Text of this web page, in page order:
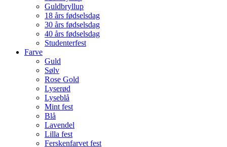
Guldbryllup
18 års fødselsdag
30 års fødselsdag
40 års fødselsdag
Studenterfest
Farve
Guld
Sølv
Rose Gold
Lyserød
Lyseblå
Mint fest
Blå
Lavendel
Lilla fest
Ferskenfarvet fest